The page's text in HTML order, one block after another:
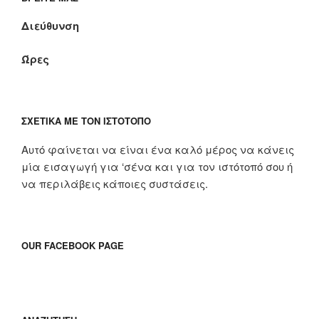
Διεύθυνση
Ώρες
ΣΧΕΤΙΚΆ ΜΕ ΤΟΝ ΙΣΤΌΤΟΠΟ
Αυτό φαίνεται να είναι ένα καλό μέρος να κάνεις
μία εισαγωγή για ‘σένα και για τον ιστότοπό σου ή
να περιλάβεις κάποιες συστάσεις.
OUR FACEBOOK PAGE